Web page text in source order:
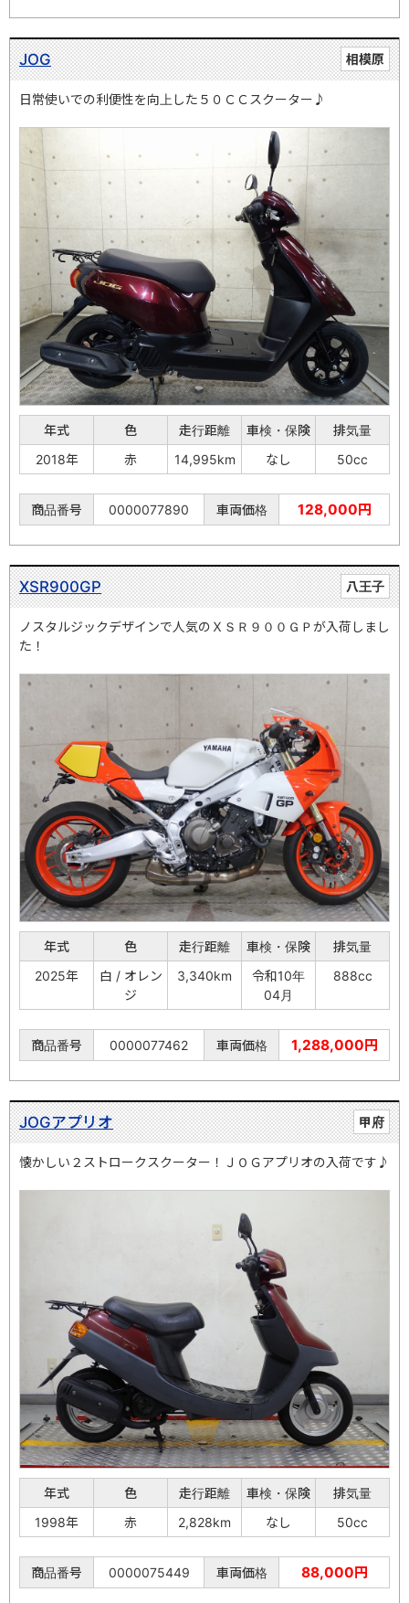
相模原
JOG
日常使いでの利便性を向上した５０ＣＣスクーター♪
年式 色 走行距離 車検・保険
排気量
2018年
赤 14,995km なし 50cc
商品番号 0000077890 車両価格 128,000円
八王子
XSR900GP
ノスタルジックデザインで人気のＸＳＲ９００ＧＰが入荷しまし
た！
年式 色 走行距離 車検・保険
排気量
2025年
白 / オレン
ジ
3,340km
令和10年
04月
888cc
商品番号 0000077462 車両価格 1,288,000円
甲府
JOGアプリオ
懐かしい２ストロークスクーター！ＪＯＧアプリオの入荷です♪
年式 色 走行距離 車検・保険
排気量
1998年
赤 2,828km なし 50cc
商品番号 0000075449 車両価格 88,000円